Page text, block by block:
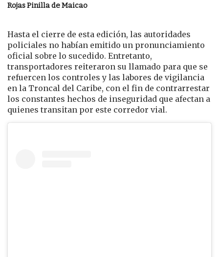
Rojas Pinilla de Maicao
Hasta el cierre de esta edición, las autoridades
policiales no habían emitido un pronunciamiento
oficial sobre lo sucedido. Entretanto,
transportadores reiteraron su llamado para que se
refuercen los controles y las labores de vigilancia
en la Troncal del Caribe, con el fin de contrarrestar
los constantes hechos de inseguridad que afectan a
quienes transitan por este corredor vial.